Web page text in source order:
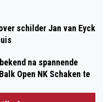
schilder Jan van Eyck
na spannende
Open NK Schaken te